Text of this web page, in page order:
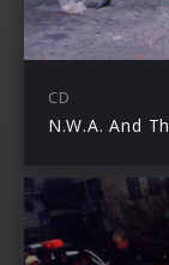
CD
N.W.A. And